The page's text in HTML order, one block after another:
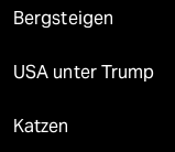
Bergsteigen
USA unter Trump
Katzen